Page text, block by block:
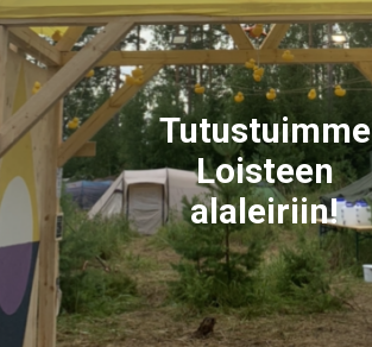
Tutustuimme
Loisteen
alaleiriin!